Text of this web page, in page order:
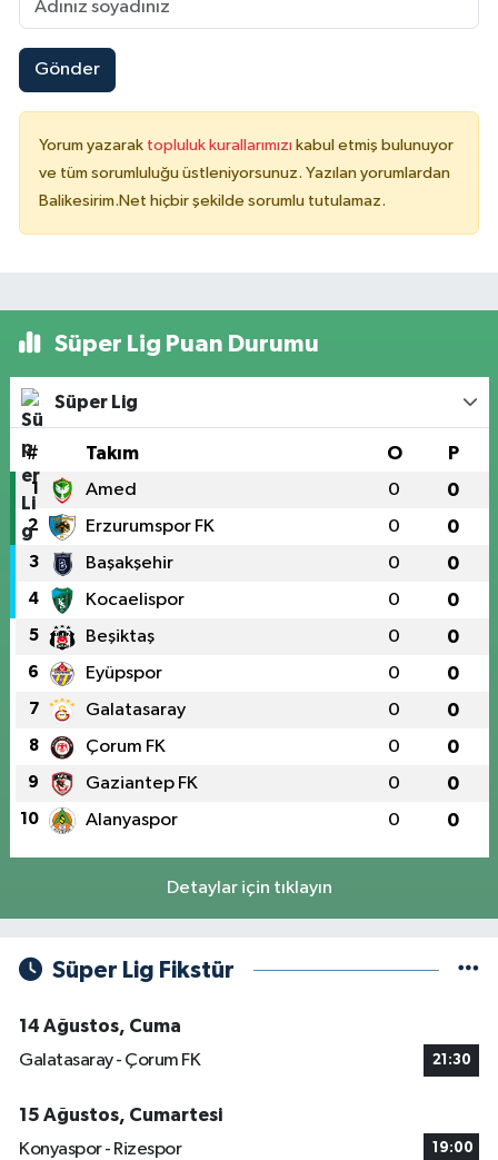
Gönder
Yorum yazarak topluluk kurallarımızı kabul etmiş bulunuyor
ve tüm sorumluluğu üstleniyorsunuz. Yazılan yorumlardan
Balikesirim.Net hiçbir şekilde sorumlu tutulamaz.
Süper Lig Puan Durumu
Süper Lig
# Takım O P
1 Amed 0 0
2 Erzurumspor FK 0 0
3 Başakşehir 0 0
4 Kocaelispor 0 0
5 Beşiktaş 0 0
6 Eyüpspor 0 0
7 Galatasaray 0 0
8 Çorum FK 0 0
9 Gaziantep FK 0 0
10 Alanyaspor 0 0
Detaylar için tıklayın
Süper Lig Fikstür
14 Ağustos, Cuma
Galatasaray - Çorum FK
21:30
15 Ağustos, Cumartesi
Konyaspor - Rizespor
19:00